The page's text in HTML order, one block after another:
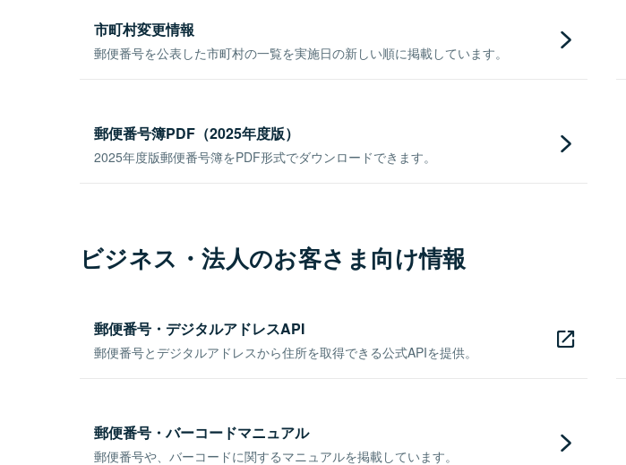
市町村変更情報
郵便番号を公表した市町村の一覧を実施日の新しい順に掲載しています。
郵便番号簿PDF（2025年度版）
2025年度版郵便番号簿をPDF形式でダウンロードできます。
ビジネス・法人のお客さま向け情報
郵便番号・デジタルアドレスAPI
郵便番号とデジタルアドレスから住所を取得できる公式APIを提供。
郵便番号・バーコードマニュアル
郵便番号や、バーコードに関するマニュアルを掲載しています。